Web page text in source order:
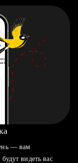
— вам
видеть вас